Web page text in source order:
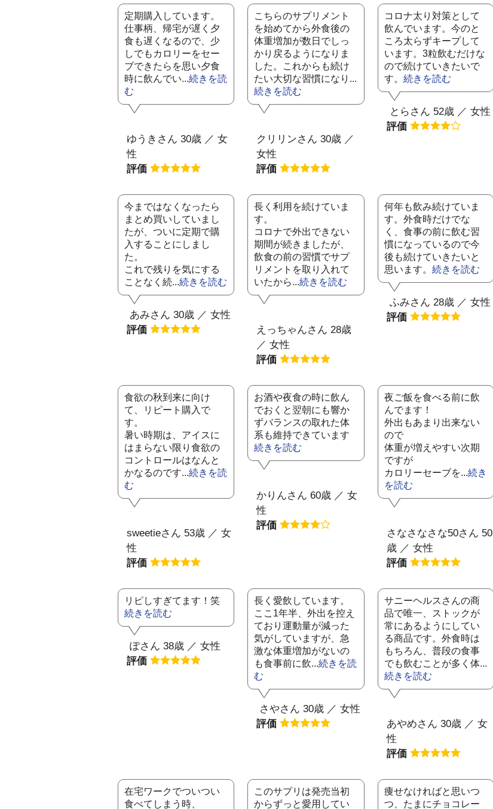
定期購入しています。
仕事柄、帰宅が遅く夕
食も遅くなるので、少
しでもカロリーをセー
ブできたらを思い夕食
時に飲んでい...続きを読
む
ゆうきさん 30歳 ／ 女
性
評価
こちらのサプリメント
を始めてから外食後の
体重増加が数日でしっ
かり戻るようになりま
した。これからも続け
たい大切な習慣になり...
続きを読む
クリリンさん 30歳 ／
女性
評価
コロナ太り対策として
飲んでいます。今のと
ころ太らずキープして
います。3粒飲むだけな
ので続けていきたいで
す。 続きを読む
とらさん 52歳 ／ 女性
評価
今まではなくなったら
まとめ買いしていまし
たが、ついに定期で購
入することにしまし
た。
これで残りを気にする
ことなく続...続きを読む
あみさん 30歳 ／ 女性
評価
長く利用を続けていま
す。
コロナで外出できない
期間が続きましたが、
飲食の前の習慣でサプ
リメントを取り入れて
いたから...続きを読む
えっちゃんさん 28歳
／ 女性
評価
何年も飲み続けていま
す。外食時だけでな
く、食事の前に飲む習
慣になっているので今
後も続けていきたいと
思います。 続きを読む
ふみさん 28歳 ／ 女性
評価
食欲の秋到来に向け
て、リピート購入で
す。
暑い時期は、アイスに
はまらない限り食欲の
コントロールはなんと
かなるのです...続きを読
む
sweetieさん 53歳 ／ 女
性
評価
お酒や夜食の時に飲ん
でおくと翌朝にも響か
ずバランスの取れた体
系も維持できています
続きを読む
かりんさん 60歳 ／ 女
性
評価
夜ご飯を食べる前に飲
んでます！
外出もあまり出来ない
ので
体重が増えやすい次期
ですが
カロリーセーブを...続き
を読む
さなさなさな50さん 50
歳 ／ 女性
評価
リピしすぎてます！笑
続きを読む
ぽさん 38歳 ／ 女性
評価
長く愛飲しています。
ここ1年半、外出を控え
ており運動量が減った
気がしていますが、急
激な体重増加がないの
も食事前に飲...続きを読
む
さやさん 30歳 ／ 女性
評価
サニーヘルスさんの商
品で唯一、ストックが
常にあるようにしてい
る商品です。外食時は
もちろん、普段の食事
でも飲むことが多く体...
続きを読む
あやめさん 30歳 ／ 女
性
評価
在宅ワークでついつい
食べてしまう時、
このサプリは発売当初
からずっと愛用してい
痩せなければと思いつ
つ、たまにチョコレー